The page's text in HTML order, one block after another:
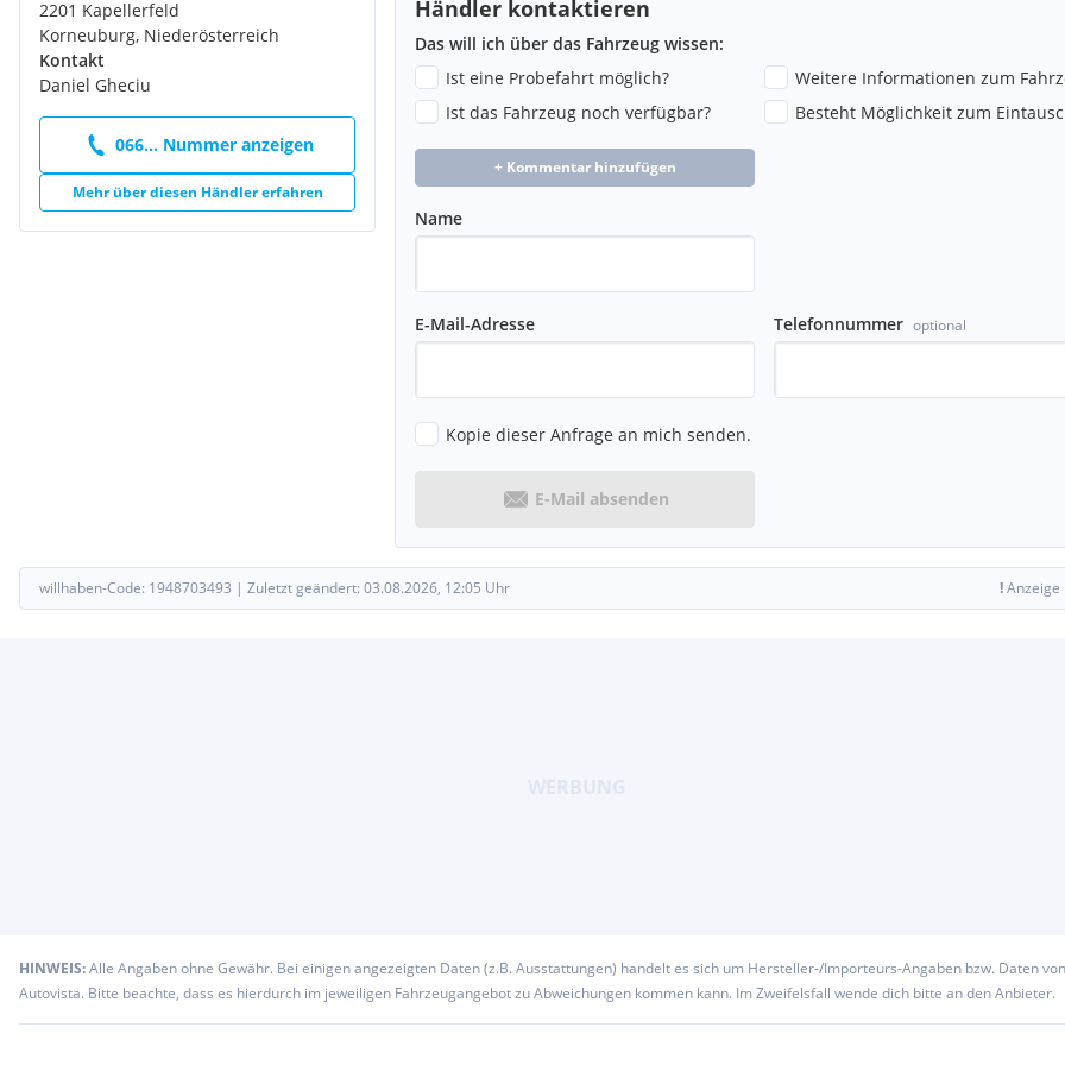
2201 Kapellerfeld
Korneuburg, Niederösterreich
Kontakt
Daniel Gheciu
066... Nummer anzeigen
Mehr über diesen Händler erfahren
Händler kontaktieren
Das will ich über das Fahrzeug wissen:
Ist eine Probefahrt möglich?
Weitere Informationen zum
Ist das Fahrzeug noch verfügbar?
Besteht Möglichkeit zum
+ Kommentar hinzufügen
Name
E-Mail-Adresse Telefonnummer optional
Kopie dieser Anfrage an mich senden.
E-Mail absenden
willhaben-Code: 1948703493 | Zuletzt geändert: 03.08.2026, 12:05 Uhr !Anzeige
HINWEIS:Alle Angaben ohne Gewähr. Bei einigen angezeigten Daten (z.B. Ausstattungen) handelt es sich um Hersteller-/Importeurs-Angaben bzw. Daten von
Autovista. Bitte beachte, dass es hierdurch im jeweiligen Fahrzeugangebot zu Abweichungen kommen kann. Im Zweifelsfall wende dich bitte an den Anbieter.